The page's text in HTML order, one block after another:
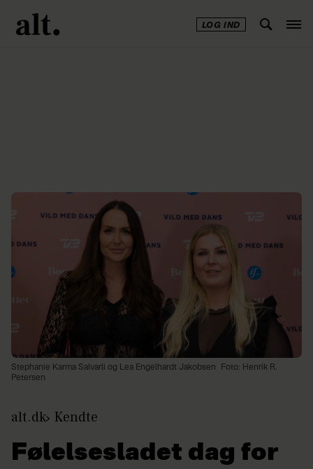
LOG IND
Stephanie Karma Salvarli og Lea Engelhardt Jakobsen
Foto: Henrik R.
Petersen
alt.dk Kendte
Følelsesladet dag for